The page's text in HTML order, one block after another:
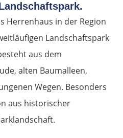
Herrenhaus in der Region
Landschaftspark
aus dem
alten Baumalleen,
Wegen. Besonders
aus historischer